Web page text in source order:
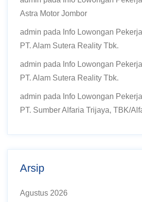
Astra Motor Jombor
admin pada Info Lowongan
PT. Alam Sutera Reality Tbk.
admin pada Info Lowongan
PT. Alam Sutera Reality Tbk.
admin pada Info Lowongan
PT. Sumber Alfaria Trijaya, TBK/
Arsip
Agustus 2026